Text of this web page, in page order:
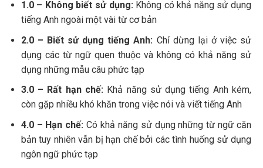
1.0 – Không biết sử dụng: Không có khả năng sử dụng
tiếng Anh ngoài một vài từ cơ bản
2.0 – Biết sử dụng tiếng Anh: Chỉ dừng lại ở việc sử
dụng các từ ngữ quen thuộc và không có khả năng sử
dụng những mẫu câu phức tạp
3.0 – Rất hạn chế:Khả năng sử dụng tiếng Anh kém,
còn gặp nhiều khó khăn trong việc nói và viết tiếng Anh
4.0 – Hạn chế: Có khả năng sử dụng những từ ngữ căn
bản tuy nhiên vẫn bị hạn chế bởi các tình huống sử dụng
ngôn ngữ phức tạp